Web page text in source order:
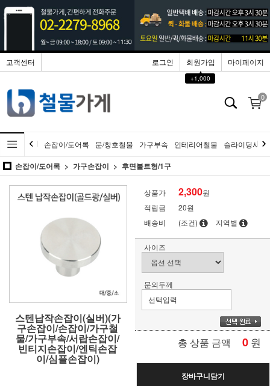
고객센터 로그인 회원가입
▲
+1,000
마이페이지
0
손잡이/도어록 문/창호철물 가구부속 인테리어철물 슬라이딩시스
손잡이/도어록 가구손잡이 후면볼트형/1구
스텐납작손잡이(실버)(가
구손잡이/손잡이/가구철
물/가구부속/서랍손잡이/
빈티지손잡이/엔틱손잡
이/심플손잡이)
상품가 2,300원
적립금
20원
배송비
(조건) 지역별
사이즈
문의두께
총 상품 금액 0 원
장바구니담기